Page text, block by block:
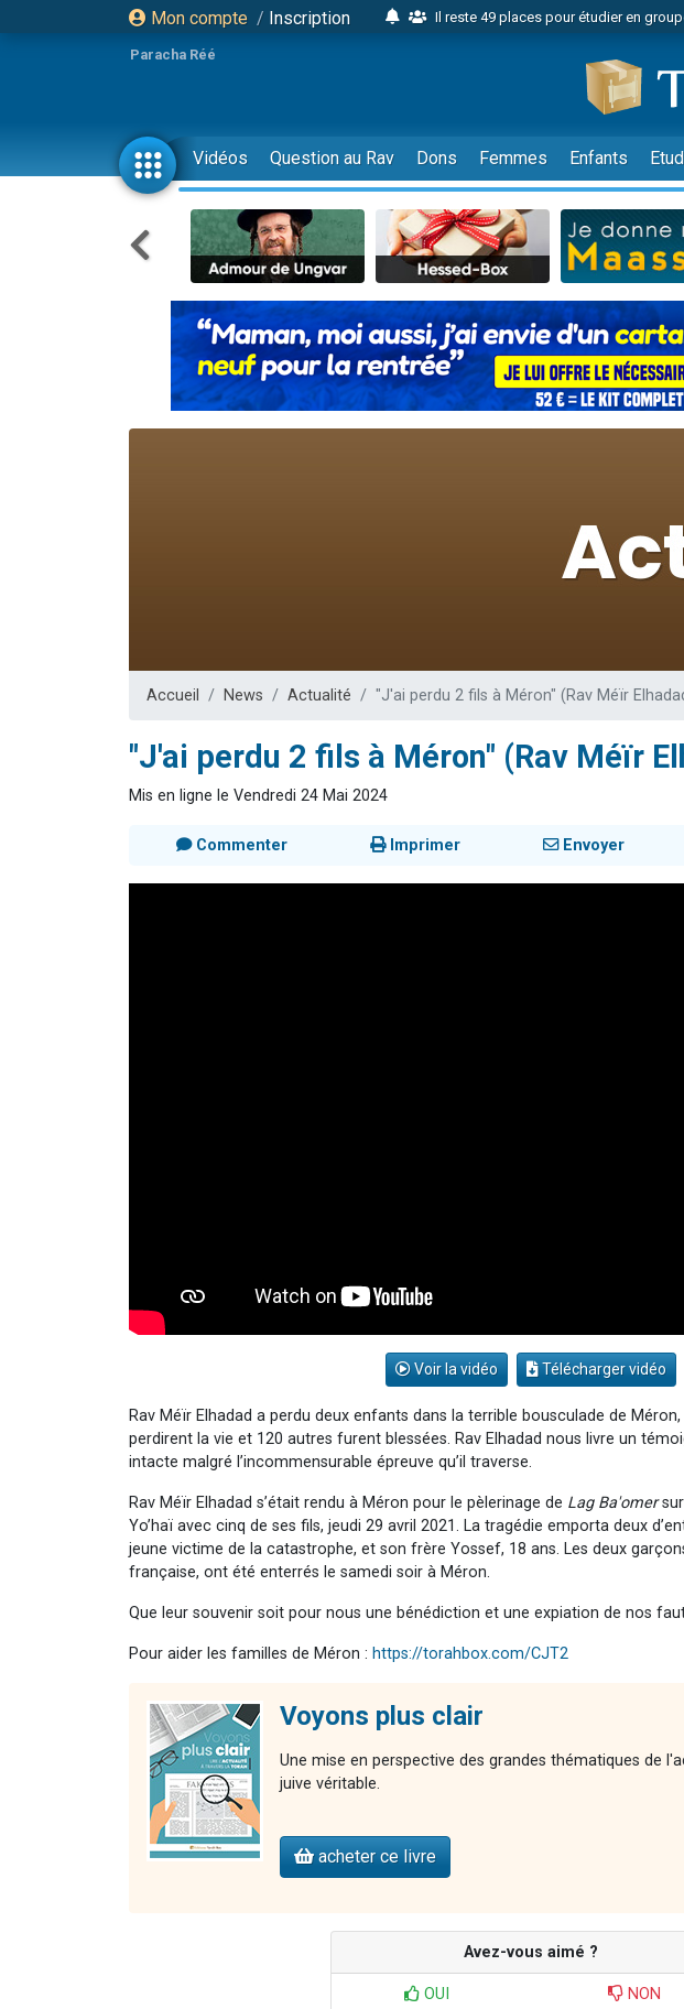
Mon compte / Inscription
Il reste 49 places pour étudier en
2 personnes viennent de nous rejoindre
6 personnes viennent de nous rejoindre sur
4 personnes viennent de faire un don
2 personnes viennent de faire un don
17 personnes viennent de demander une
4 personnes viennent de nous rejoindre sur
Il reste 49 places pour étudier en
Eva vient de donner son Maasser
4 personnes viennent de nous rejoindre
3 personnes viennent de nous rejoindre sur
Odaya vient de donner son Maasser
30 personnes viennent de faire un
Il reste 49 places pour étudier en
Paracha Réé
Vidéos Question au Rav Dons Femmes Enfants
Accueil News Actualité "J'ai perdu 2 fils à Méron" (Rav Méïr
"J'ai perdu 2 fils à Méron" (Rav Méïr
Mis en ligne le Vendredi 24 Mai 2024
Commenter Imprimer Envoyer
Voir la vidéo Télécharger vidéo
Rav Méïr Elhadad a perdu deux enfants dans la terrible bousculade de
perdirent la vie et 120 autres furent blessées. Rav Elhadad nous livre un
intacte malgré l’incommensurable épreuve qu’il traverse.
Rav Méïr Elhadad s’était rendu à Méron pour le pèlerinage de Lag Ba'omer
Yo’haï avec cinq de ses fils, jeudi 29 avril 2021. La tragédie emporta deux
jeune victime de la catastrophe, et son frère Yossef, 18 ans. Les deux
française, ont été enterrés le samedi soir à Méron.
Que leur souvenir soit pour nous une bénédiction et une expiation de nos
Pour aider les familles de Méron : https://torahbox.com/CJT2
Voyons plus clair
Une mise en perspective des grandes thématiques de
juive véritable.
acheter ce livre
Avez-vous aimé ?
OUI NON